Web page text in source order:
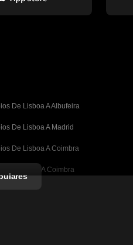
De Lisboa A Albufeira
De Lisboa A Madrid
De Lisboa A Coimbra
De Porto A Coimbra